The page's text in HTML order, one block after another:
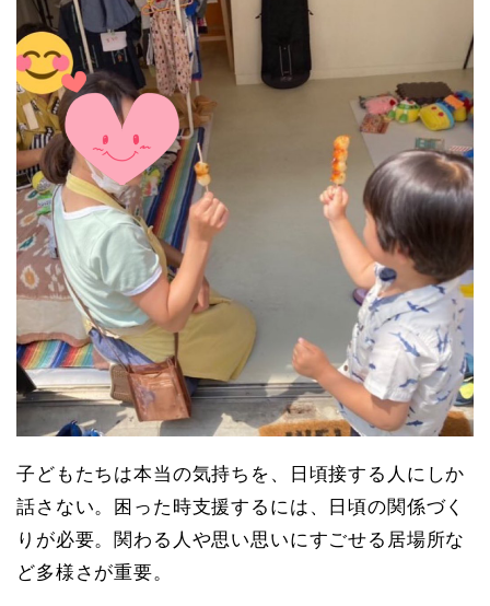
子どもたちは本当の気持ちを、日頃接する人にしか
話さない。困った時支援するには、日頃の関係づく
りが必要。関わる人や思い思いにすごせる居場所な
ど多様さが重要。